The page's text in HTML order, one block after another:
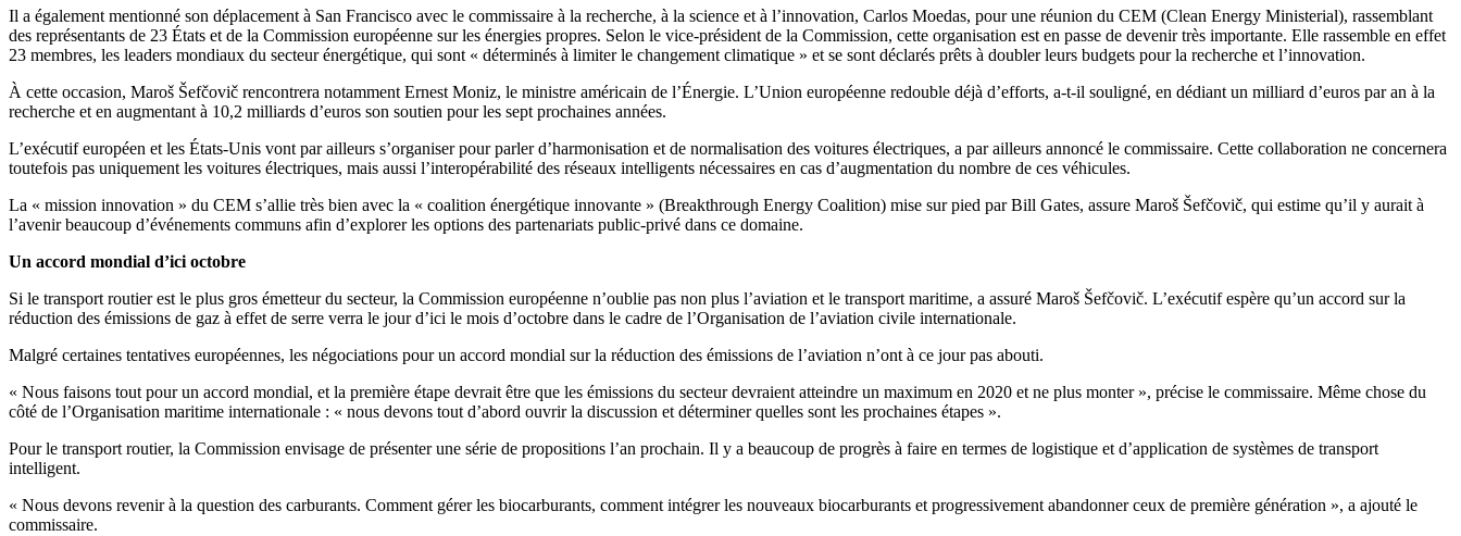
Il a également mentionné son déplacement à San Francisco avec le commissaire à la recherche, à la science et à l’innovation, Carlos Moedas, pour une réunion du CEM (Clean Energy Ministerial), rassemblant
des représentants de 23 États et de la Commission européenne sur les énergies propres. Selon le vice-président de la Commission, cette organisation est en passe de devenir très importante. Elle rassemble en effet
23 membres, les leaders mondiaux du secteur énergétique, qui sont « déterminés à limiter le changement climatique » et se sont déclarés prêts à doubler leurs budgets pour la recherche et l’innovation.
À cette occasion, Maroš Šefčovič rencontrera notamment Ernest Moniz, le ministre américain de l’Énergie. L’Union européenne redouble déjà d’efforts, a-t-il souligné, en dédiant un milliard d’euros par an à la
recherche et en augmentant à 10,2 milliards d’euros son soutien pour les sept prochaines années.
L’exécutif européen et les États-Unis vont par ailleurs s’organiser pour parler d’harmonisation et de normalisation des voitures électriques, a par ailleurs annoncé le commissaire. Cette collaboration ne concernera
toutefois pas uniquement les voitures électriques, mais aussi l’interopérabilité des réseaux intelligents nécessaires en cas d’augmentation du nombre de ces véhicules.
La « mission innovation » du CEM s’allie très bien avec la « coalition énergétique innovante » (Breakthrough Energy Coalition) mise sur pied par Bill Gates, assure Maroš Šefčovič, qui estime qu’il y aurait à
l’avenir beaucoup d’événements communs afin d’explorer les options des partenariats public-privé dans ce domaine.
Un accord mondial d’ici octobre
Si le transport routier est le plus gros émetteur du secteur, la Commission européenne n’oublie pas non plus l’aviation et le transport maritime, a assuré Maroš Šefčovič. L’exécutif espère qu’un accord sur la
réduction des émissions de gaz à effet de serre verra le jour d’ici le mois d’octobre dans le cadre de l’Organisation de l’aviation civile internationale.
Malgré certaines tentatives européennes, les négociations pour un accord mondial sur la réduction des émissions de l’aviation n’ont à ce jour pas abouti.
« Nous faisons tout pour un accord mondial, et la première étape devrait être que les émissions du secteur devraient atteindre un maximum en 2020 et ne plus monter », précise le commissaire. Même chose du
côté de l’Organisation maritime internationale : « nous devons tout d’abord ouvrir la discussion et déterminer quelles sont les prochaines étapes ».
Pour le transport routier, la Commission envisage de présenter une série de propositions l’an prochain. Il y a beaucoup de progrès à faire en termes de logistique et d’application de systèmes de transport
intelligent.
« Nous devons revenir à la question des carburants. Comment gérer les biocarburants, comment intégrer les nouveaux biocarburants et progressivement abandonner ceux de première génération », a ajouté le
commissaire.